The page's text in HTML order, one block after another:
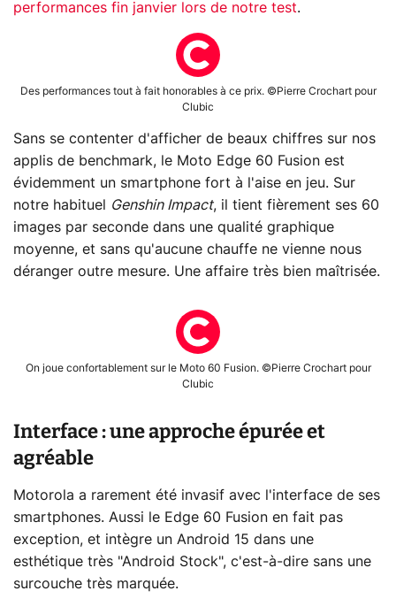
performances fin janvier lors de notre test.
Des performances tout à fait honorables à ce prix. ©Pierre Crochart pour
Clubic
Sans se contenter d'afficher de beaux chiffres sur nos
applis de benchmark, le Moto Edge 60 Fusion est
évidemment un smartphone fort à l'aise en jeu. Sur
notre habituel
Genshin Impact, il tient fièrement ses 60
images par seconde dans une qualité graphique
moyenne, et sans qu'aucune chauffe ne vienne nous
déranger outre mesure. Une affaire très bien maîtrisée.
On joue confortablement sur le Moto 60 Fusion. ©Pierre Crochart pour
Clubic
Interface : une approche épurée et
agréable
Motorola a rarement été invasif avec l'interface de ses
smartphones. Aussi le Edge 60 Fusion en fait pas
exception, et intègre un Android 15 dans une
esthétique très "Android Stock", c'est-à-dire sans une
surcouche très marquée.